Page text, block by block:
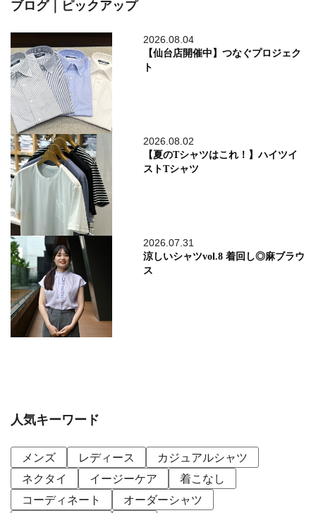
ブログ｜ピックアップ
2026.08.04
【仙台店開催中】つなぐプロジェク
ト
2026.08.02
【夏のTシャツはこれ！】ハイツイ
ストTシャツ
2026.07.31
涼しいシャツvol.8 着回し◎麻ブラウ
ス
人気キーワード
メンズ レディース
カジュアルシャツ
ネクタイ
イージーケア
着こなし
コーディネート
オーダーシャツ